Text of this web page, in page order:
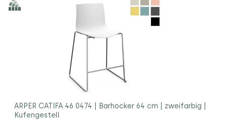
ARPER CATIFA 46 0474 | Barhocker 64 cm | zweifarbig |
Kufengestell